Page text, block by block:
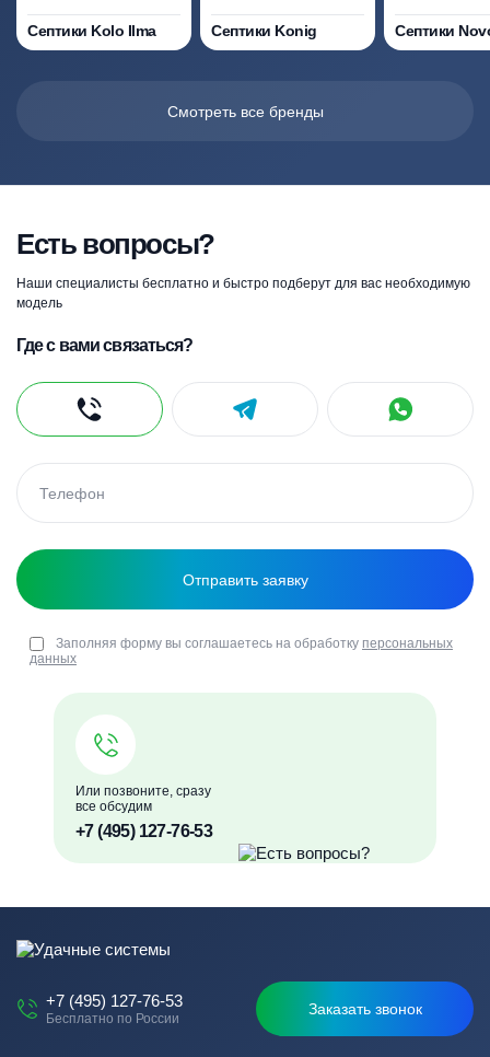
Септики Kolo Ilma Септики Konig Септики
Смотреть все бренды
Есть вопросы?
Наши специалисты бесплатно и быстро подберут для вас необходимую
модель
Или позвоните, сразу
все обсудим
+7 (495) 127-76-53
Где с вами связаться?
Заполняя форму вы соглашаетесь на обработку персональных
данных
+7 (495) 127-76-53
Бесплатно по России
Заказать звонок